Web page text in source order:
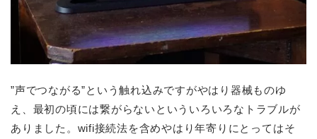
”声でつながる”という触れ込みですがやはり器械ものゆ
え、最初の頃には繋がらないといういろいろなトラブルが
ありました。wifi接続法を含めやはり年寄りにとってはそ